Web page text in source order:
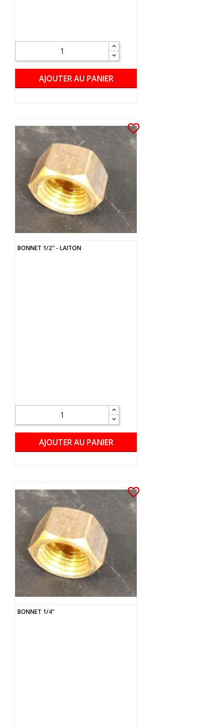
AJOUTER AU PANIER
favorite_border
BONNET 1/2" - LAITON
AJOUTER AU PANIER
favorite_border
BONNET 1/4"